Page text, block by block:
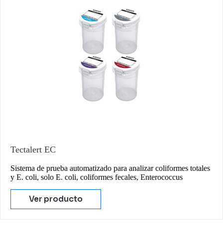
Tectalert EC
Sistema de prueba automatizado para analizar coliformes totales
y E. coli, solo E. coli, coliformes fecales, Enterococcus
Ver producto